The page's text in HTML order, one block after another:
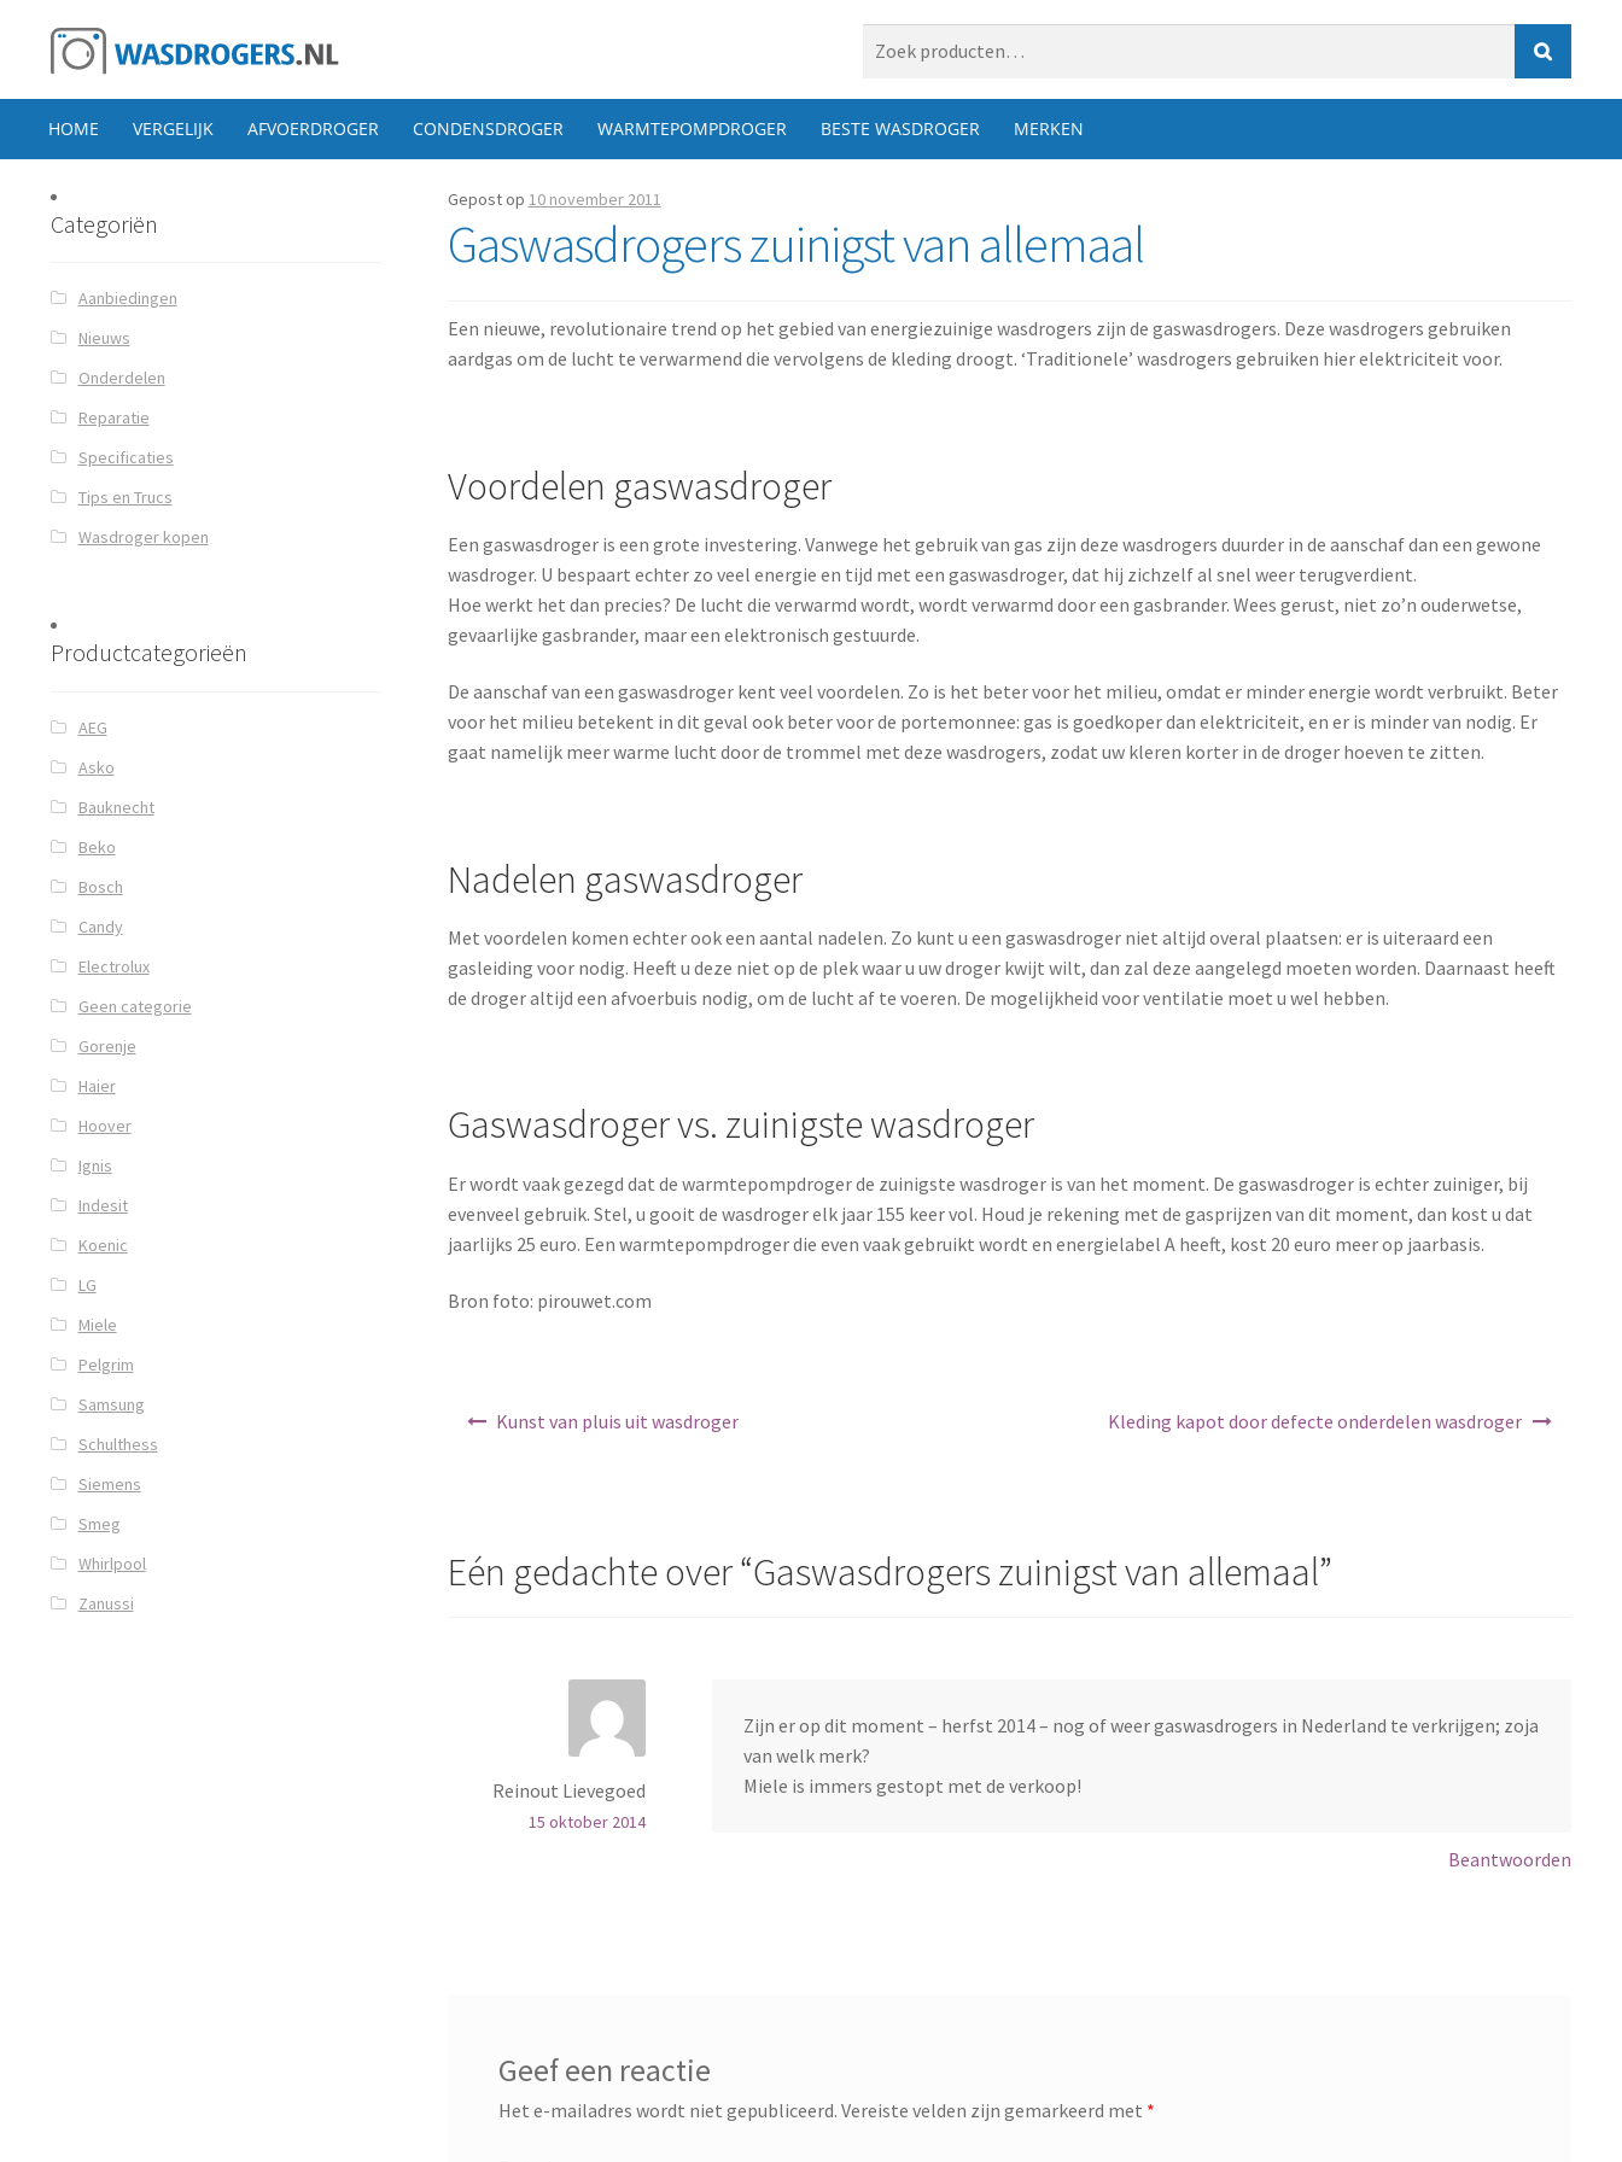
Ga door naar navigatie
Ga direct naar de inhoud  naar: 
HOME VERGELIJK AFVOERDROGER CONDENSDROGER WARMTEPOMPDROGER BESTE WASDROGER MERKEN
Gepost op 10 november 2011
Gaswasdrogers zuinigst van allemaal
Een nieuwe, revolutionaire trend op het gebied van energiezuinige wasdrogers zijn de gaswasdrogers. Deze wasdrogers gebruiken
aardgas om de lucht te verwarmend die vervolgens de kleding droogt. ‘Traditionele’ wasdrogers gebruiken hier elektriciteit voor.
Voordelen gaswasdroger
Een gaswasdroger is een grote investering. Vanwege het gebruik van gas zijn deze wasdrogers duurder in de aanschaf dan een gewone
wasdroger. U bespaart echter zo veel energie en tijd met een gaswasdroger, dat hij zichzelf al snel weer terugverdient.
Hoe werkt het dan precies? De lucht die verwarmd wordt, wordt verwarmd door een gasbrander. Wees gerust, niet zo’n ouderwetse,
gevaarlijke gasbrander, maar een elektronisch gestuurde.
De aanschaf van een gaswasdroger kent veel voordelen. Zo is het beter voor het milieu, omdat er minder energie wordt verbruikt. Beter
voor het milieu betekent in dit geval ook beter voor de portemonnee: gas is goedkoper dan elektriciteit, en er is minder van nodig. Er
gaat namelijk meer warme lucht door de trommel met deze wasdrogers, zodat uw kleren korter in de droger hoeven te zitten.
Nadelen gaswasdroger
Met voordelen komen echter ook een aantal nadelen. Zo kunt u een gaswasdroger niet altijd overal plaatsen: er is uiteraard een
gasleiding voor nodig. Heeft u deze niet op de plek waar u uw droger kwijt wilt, dan zal deze aangelegd moeten worden. Daarnaast heeft
de droger altijd een afvoerbuis nodig, om de lucht af te voeren. De mogelijkheid voor ventilatie moet u wel hebben.
Gaswasdroger vs. zuinigste wasdroger
Er wordt vaak gezegd dat de warmtepompdroger de zuinigste wasdroger is van het moment. De gaswasdroger is echter zuiniger, bij
evenveel gebruik. Stel, u gooit de wasdroger elk jaar 155 keer vol. Houd je rekening met de gasprijzen van dit moment, dan kost u dat
jaarlijks 25 euro. Een warmtepompdroger die even vaak gebruikt wordt en energielabel A heeft, kost 20 euro meer op jaarbasis.
Bron foto: pirouwet.com
Kunst van pluis uit wasdroger Kleding kapot door defecte onderdelen wasdroger
Eén gedachte over “Gaswasdrogers zuinigst van allemaal”
Reinout Lievegoed
15 oktober 2014
Zijn er op dit moment – herfst 2014 – nog of weer gaswasdrogers in Nederland te verkrijgen; zoja
van welk merk?
Miele is immers gestopt met de verkoop!
Beantwoorden
Geef een reactie
Het e-mailadres wordt niet gepubliceerd. Vereiste velden zijn gemarkeerd met *
Categoriën
Aanbiedingen
Nieuws
Onderdelen
Reparatie
Specificaties
Tips en Trucs
Wasdroger kopen
Productcategorieën
AEG
Asko
Bauknecht
Beko
Bosch
Candy
Electrolux
Geen categorie
Gorenje
Haier
Hoover
Ignis
Indesit
Koenic
LG
Miele
Pelgrim
Samsung
Schulthess
Siemens
Smeg
Whirlpool
Zanussi